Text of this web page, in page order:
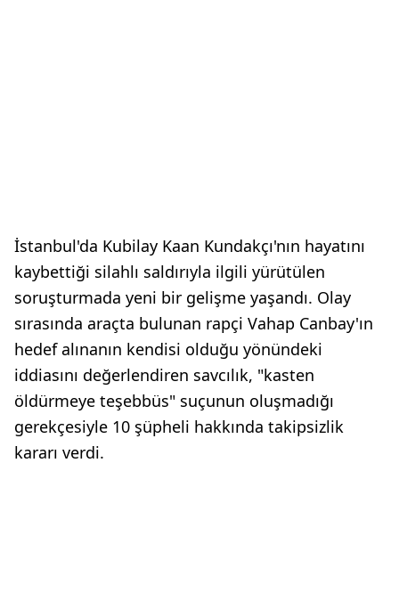
İstanbul'da Kubilay Kaan Kundakçı'nın hayatını
kaybettiği silahlı saldırıyla ilgili yürütülen
soruşturmada yeni bir gelişme yaşandı. Olay
sırasında araçta bulunan rapçi Vahap Canbay'ın
hedef alınanın kendisi olduğu yönündeki
iddiasını değerlendiren savcılık, "kasten
öldürmeye teşebbüs" suçunun oluşmadığı
gerekçesiyle 10 şüpheli hakkında takipsizlik
kararı verdi.